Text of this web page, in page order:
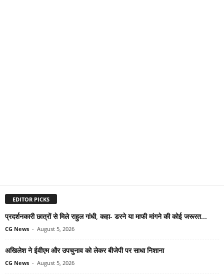
EDITOR PICKS
प्रदर्शनकारी छात्रों से मिले राहुल गांधी, कहा- डरने या माफी मांगने की कोई जरूरत...
CG News - August 5, 2026
अखिलेश ने ईवीएम और उपचुनाव को लेकर बीजेपी पर साधा निशाना
CG News - August 5, 2026